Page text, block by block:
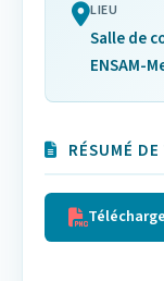
LIEU
Salle de
ENSAM-
RÉSUMÉ